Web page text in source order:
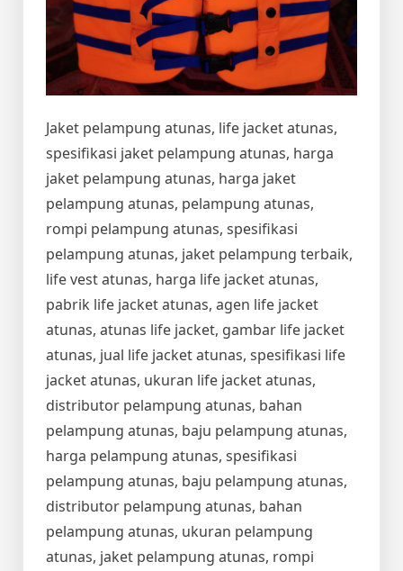
Jaket pelampung atunas, life jacket atunas,
spesifikasi jaket pelampung atunas, harga
jaket pelampung atunas, harga jaket
pelampung atunas, pelampung atunas,
rompi pelampung atunas, spesifikasi
pelampung atunas, jaket pelampung terbaik,
life vest atunas, harga life jacket atunas,
pabrik life jacket atunas, agen life jacket
atunas, atunas life jacket, gambar life jacket
atunas, jual life jacket atunas, spesifikasi life
jacket atunas, ukuran life jacket atunas,
distributor pelampung atunas, bahan
pelampung atunas, baju pelampung atunas,
harga pelampung atunas, spesifikasi
pelampung atunas, baju pelampung atunas,
distributor pelampung atunas, bahan
pelampung atunas, ukuran pelampung
atunas, jaket pelampung atunas, rompi